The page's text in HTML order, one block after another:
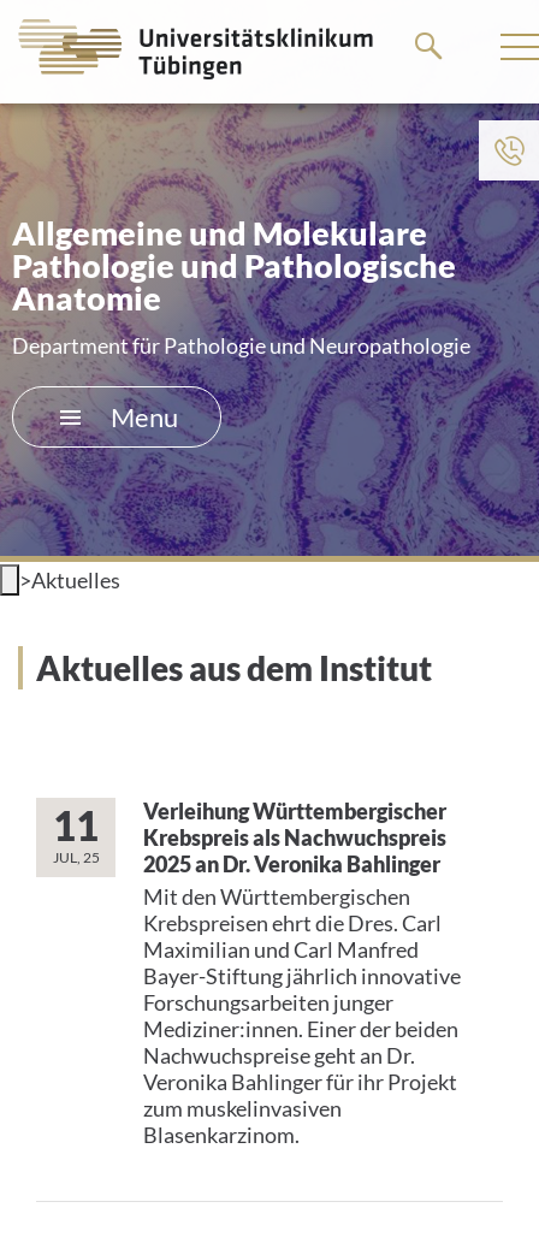
main
content
Allgemeine und Molekulare
Pathologie und Pathologische
Anatomie
Department für Pathologie und Neuropathologie
Menu
To institution menu
HOME
THE HOSPITAL
PATIENTS &AMP; VISITORS
FACULTY OF MEDICINE
CAREER
CONTACT
INTERNATIONAL PATIENTS
PATIENTS &AMP; VISITORS
FACULTY OF MEDICINE
INTERNATIONAL PATIENTS
>Aktuelles
Aktuelles aus dem Institut
11
JUL, 25
Verleihung Württembergischer
Krebspreis als Nachwuchspreis
2025 an Dr. Veronika Bahlinger
Mit den Württembergischen
Krebspreisen ehrt die Dres. Carl
Maximilian und Carl Manfred
Bayer-Stiftung jährlich innovative
Forschungsarbeiten junger
Mediziner:innen. Einer der beiden
Nachwuchspreise geht an Dr.
Veronika Bahlinger für ihr Projekt
zum muskelinvasiven
Blasenkarzinom.
main
content